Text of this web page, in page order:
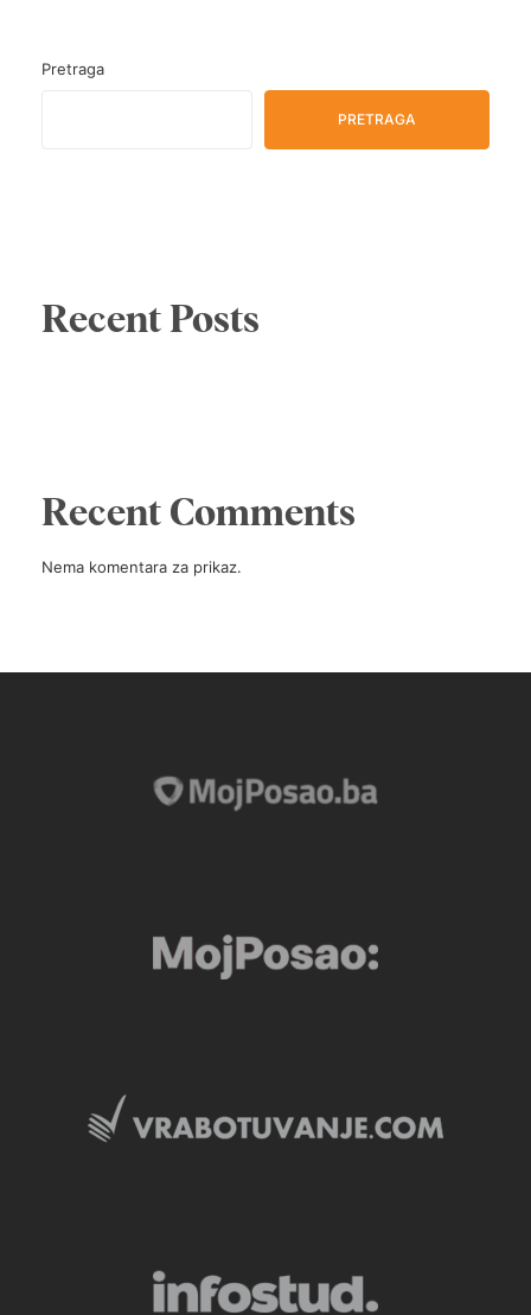
Pretraga
PRETRAGA
Recent Posts
Recent Comments
Nema komentara za prikaz.